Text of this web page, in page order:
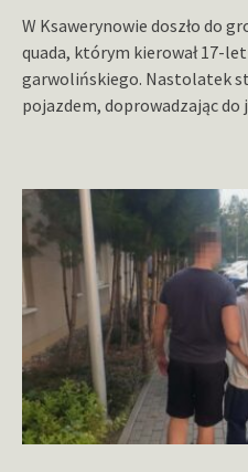
W Ksawerynowie doszło do
quada, którym kierował 17-
garwolińskiego. Nastolatek
pojazdem, doprowadzając do